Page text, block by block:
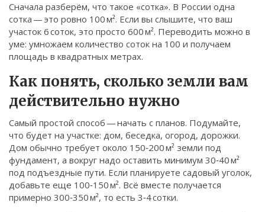
Условия использования
Политика конфиденциальности
ФЗ-152
Связаться
© 2026. Все права защищены.
Сначала разберём, что такое «сотка». В России одна
сотка — это ровно 100 м². Если вы слышите, что ваш
участок 6 соток, это просто 600 м². Переводить можно в
уме: умножаем количество соток на 100 и получаем
площадь в квадратных метрах.
Как понять, сколько земли вам
действительно нужно
Самый простой способ — начать с планов. Подумайте,
что будет на участке: дом, беседка, огород, дорожки.
Дом обычно требует около 150‑200 м² земли под
фундамент, а вокруг надо оставить минимум 30‑40 м²
под подъездные пути. Если планируете садовый уголок,
добавьте еще 100‑150 м². Всё вместе получается
примерно 300‑350 м², то есть 3‑4 сотки.